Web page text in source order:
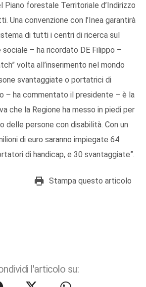
Piano forestale Territoriale d’Indirizzo
Una convenzione con l’Inea garantirà
di tutti i centri di ricerca sul
– ha ricordato DE Filippo –
volta all’inserimento nel mondo
svantaggiate o portatrici di
– ha commentato il presidente – è la
che la Regione ha messo in piedi per
delle persone con disabilità. Con un
di euro saranno impiegate 64
di handicap, e 30 svantaggiate”.
Stampa questo articolo
l'articolo su: